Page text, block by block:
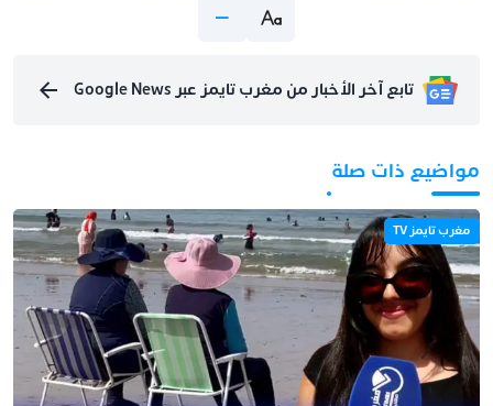
تابع آخر الأخبار من مغرب تايمز عبر Google News
مواضيع ذات صلة
مغرب تايمز TV